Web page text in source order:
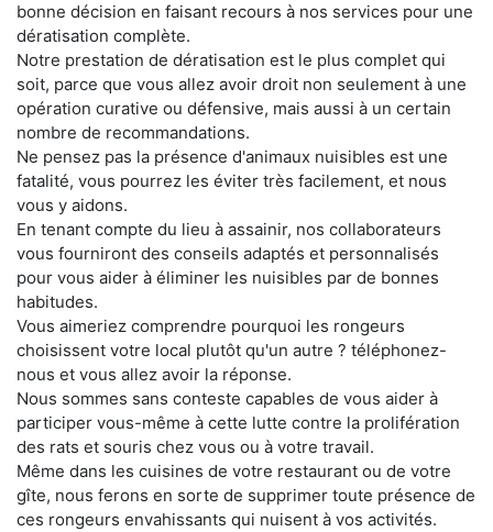
bonne décision en faisant recours à nos services pour une
dératisation complète.
Notre prestation de dératisation est le plus complet qui
soit, parce que vous allez avoir droit non seulement à une
opération curative ou défensive, mais aussi à un certain
nombre de recommandations.
Ne pensez pas la présence d'animaux nuisibles est une
fatalité, vous pourrez les éviter très facilement, et nous
vous y aidons.
En tenant compte du lieu à assainir, nos collaborateurs
vous fourniront des conseils adaptés et personnalisés
pour vous aider à éliminer les nuisibles par de bonnes
habitudes.
Vous aimeriez comprendre pourquoi les rongeurs
choisissent votre local plutôt qu'un autre ? téléphonez-
nous et vous allez avoir la réponse.
Nous sommes sans conteste capables de vous aider à
participer vous-même à cette lutte contre la prolifération
des rats et souris chez vous ou à votre travail.
Même dans les cuisines de votre restaurant ou de votre
gîte, nous ferons en sorte de supprimer toute présence de
ces rongeurs envahissants qui nuisent à vos activités.